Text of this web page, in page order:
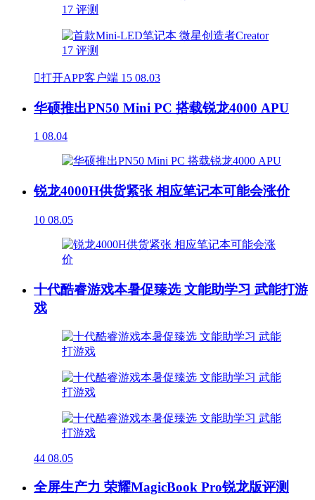
打开APP客户端 15 08.03
华硕推出PN50 Mini PC 搭载锐龙4000 APU
1 08.04
锐龙4000H供货紧张 相应笔记本可能会涨价
10 08.05
十代酷睿游戏本暑促臻选 文能助学习 武能打游
戏
44 08.05
全屏生产力 荣耀MagicBook Pro锐龙版评测